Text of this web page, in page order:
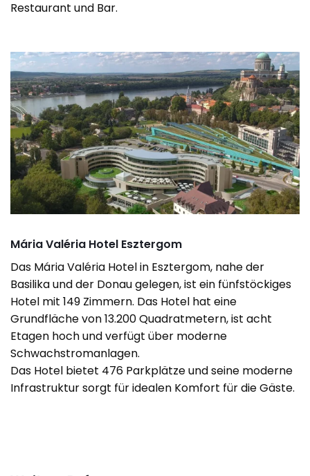
Restaurant und Bar.
Mária Valéria Hotel Esztergom
Das Mária Valéria Hotel in Esztergom, nahe der
Basilika und der Donau gelegen, ist ein fünfstöckiges
Hotel mit 149 Zimmern. Das Hotel hat eine
Grundfläche von 13.200 Quadratmetern, ist acht
Etagen hoch und verfügt über moderne
Schwachstromanlagen.
Das Hotel bietet 476 Parkplätze und seine moderne
Infrastruktur sorgt für idealen Komfort für die Gäste.